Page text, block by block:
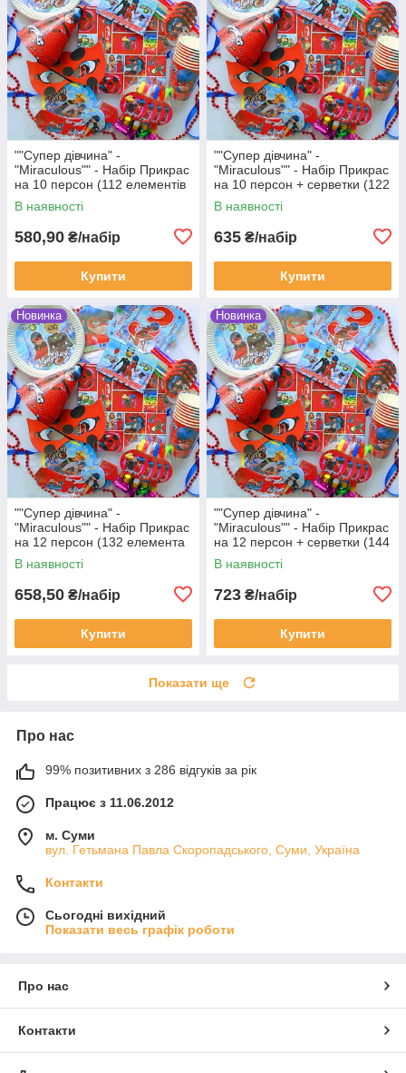
""Супер дівчина" -
"Miraculous"" - Набір Прикрас
на 10 персон (112 елементів
декору)
В наявності
580,90 ₴/набір
Купити
""Супер дівчина" -
"Miraculous"" - Набір Прикрас
на 10 персон + серветки (122
елемента декора)
В наявності
635 ₴/набір
Купити
Новинка
""Супер дівчина" -
"Miraculous"" - Набір Прикрас
на 12 персон (132 елемента
декора)
В наявності
658,50 ₴/набір
Купити
Новинка
""Супер дівчина" -
"Miraculous"" - Набір Прикрас
на 12 персон + серветки (144
елементи декора)
В наявності
723 ₴/набір
Купити
Показати ще
Про нас
99% позитивних з 286 відгуків за рік
Працює з 11.06.2012
м. Суми
вул. Гетьмана Павла Скоропадського, Суми, Україна
Контакти
Сьогодні вихідний
Показати весь графік роботи
Про нас
Контакти